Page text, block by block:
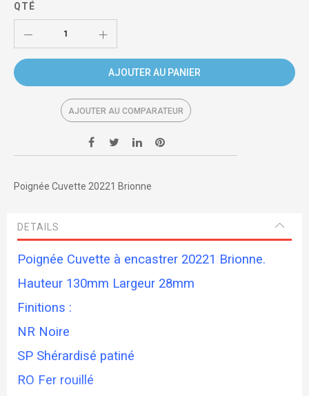
QTÉ
AJOUTER AU PANIER
AJOUTER AU COMPARATEUR
Poignée Cuvette 20221 Brionne
DETAILS
Poignée Cuvette à encastrer 20221 Brionne.
Hauteur 130mm Largeur 28mm
Finitions :
NR Noire
SP Shérardisé patiné
RO Fer rouillé